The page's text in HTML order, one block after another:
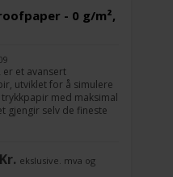
- 0 g/m²,
er et avansert
utviklet for å simulere
med maksimal
gjengir selv de fineste
detaljer i prepress-
for profesjonelle
Kr. ekslusive. mva og